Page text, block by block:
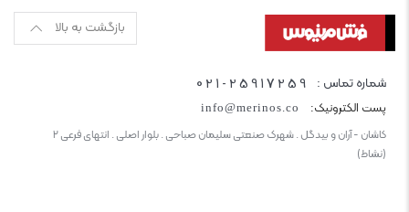
بازگشت به بالا
شماره تماس : 021-25917259
پست الکترونیک: info@merinos.co
کاشان - آران و بیدگل . شهرک صنعتی سلیمان صباحی . بلوار اصلی . انتهای فرعی ۲
(نشاط)